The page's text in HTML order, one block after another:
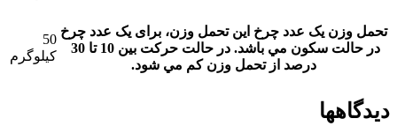
تحمل وزن یک عدد چرخ این تحمل وزن، برای يک عدد چرخ
درصد از تحمل وزن کم مي شود.
50
کیلوگرم
دیدگاهها